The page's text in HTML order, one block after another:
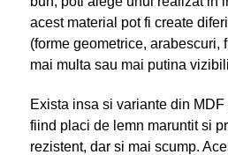
acest material pot fi create
(forme geometrice, arabescuri,
mai multa sau mai putina
Exista insa si variante din MDF
fiind placi de lemn maruntit si
rezistent, dar si mai scump.